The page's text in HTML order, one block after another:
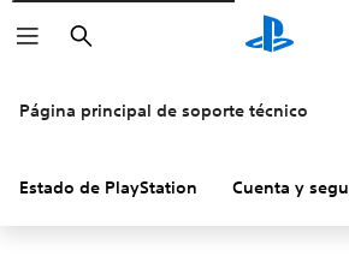
Buscar
Página principal de soporte técnico
Estado de PlayStation Cuenta y